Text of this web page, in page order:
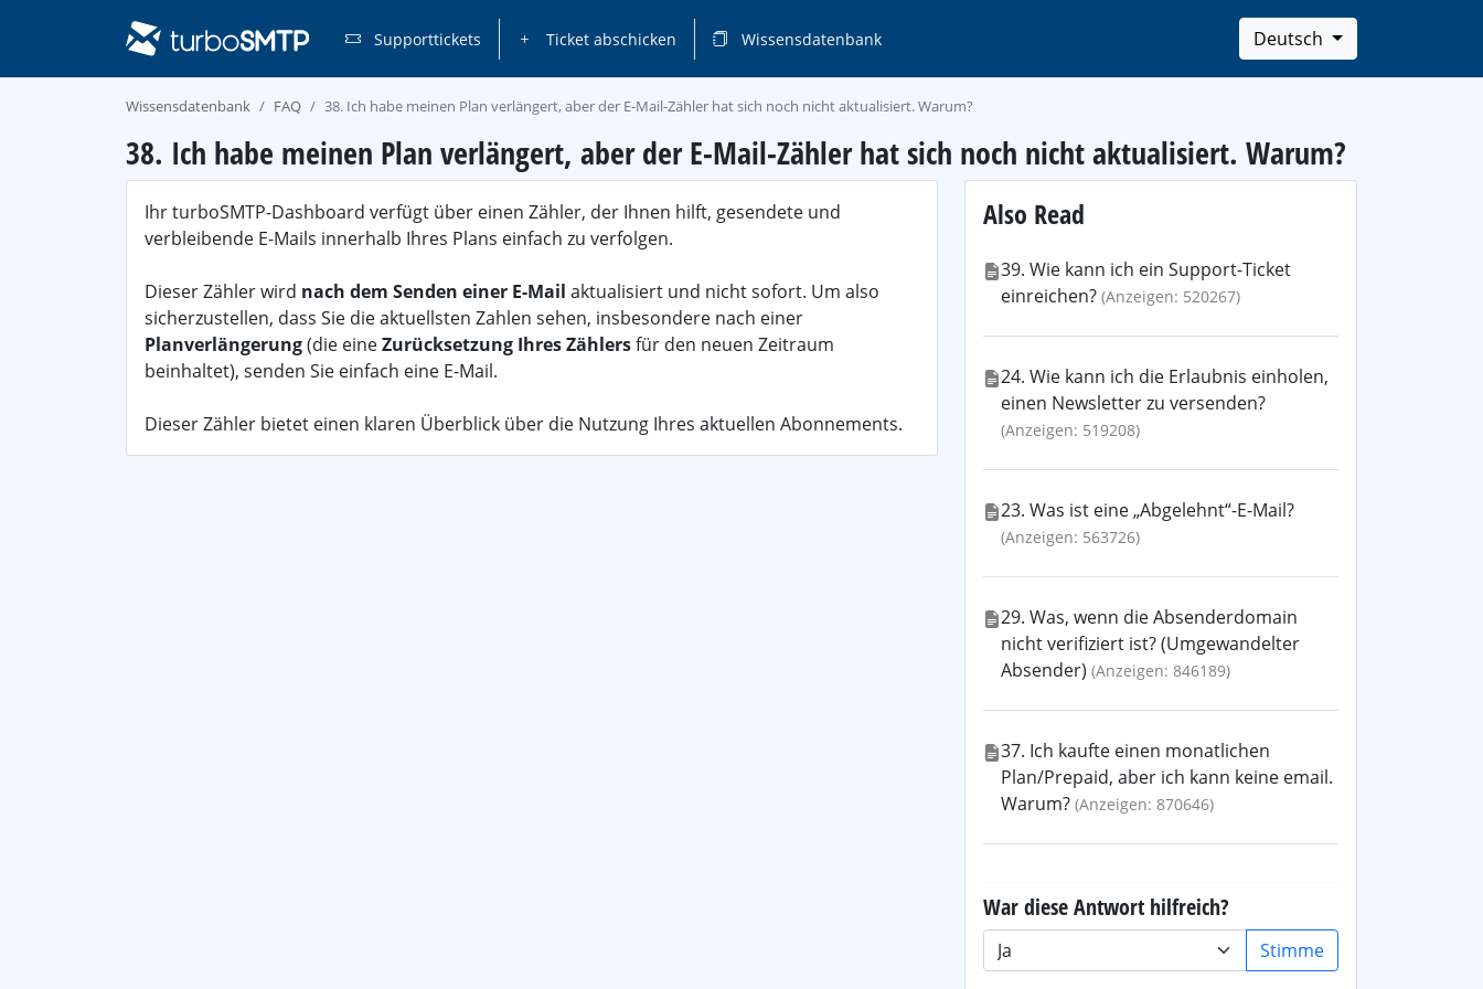
Supporttickets Ticket abschicken Wissensdatenbank Deutsch
Wissensdatenbank FAQ 38. Ich habe meinen Plan verlängert, aber der E-Mail-Zähler hat sich noch nicht aktualisiert. Warum?
38. Ich habe meinen Plan verlängert, aber der E-Mail-Zähler hat sich noch nicht aktualisiert. Warum?
Ihr turboSMTP-Dashboard verfügt über einen Zähler, der Ihnen hilft, gesendete und
verbleibende E-Mails innerhalb Ihres Plans einfach zu verfolgen.
Dieser Zähler wird nach dem Senden einer E-Mail aktualisiert und nicht sofort. Um also
sicherzustellen, dass Sie die aktuellsten Zahlen sehen, insbesondere nach einer
Planverlängerung(die eineZurücksetzung Ihres Zählersfür den neuen Zeitraum
beinhaltet), senden Sie einfach eine E-Mail.
Dieser Zähler bietet einen klaren Überblick über die Nutzung Ihres aktuellen Abonnements.
Also Read
39. Wie kann ich ein Support-Ticket
einreichen? (Anzeigen: 520267)
24. Wie kann ich die Erlaubnis einholen,
einen Newsletter zu versenden?
(Anzeigen: 519208)
23. Was ist eine „Abgelehnt“-E-Mail?
(Anzeigen: 563726)
29. Was, wenn die Absenderdomain
nicht verifiziert ist? (Umgewandelter
Absender) (Anzeigen: 846189)
37. Ich kaufte einen monatlichen
Plan/Prepaid, aber ich kann keine email.
Warum? (Anzeigen: 870646)
War diese Antwort hilfreich?
Stimme